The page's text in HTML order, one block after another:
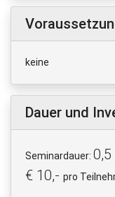
keine
Dauer und
Seminardauer:
€ 10,- pro